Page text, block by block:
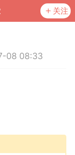
关注
08 08:33